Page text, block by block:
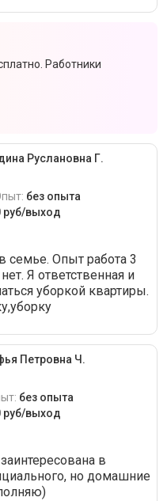
Работники
Руслановна Г.
без опыта
руб/выход
семье. Опыт работа 3
Я ответственная и
уборкой квартиры.
Петровна Ч.
без опыта
руб/выход
в
но домашние